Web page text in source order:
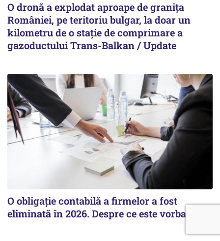
O dronă a explodat aproape de granița
României, pe teritoriu bulgar, la doar un
kilometru de o stație de comprimare a
gazoductului Trans-Balkan / Update
O obligație contabilă a firmelor a fost
eliminată în 2026. Despre ce este vorba